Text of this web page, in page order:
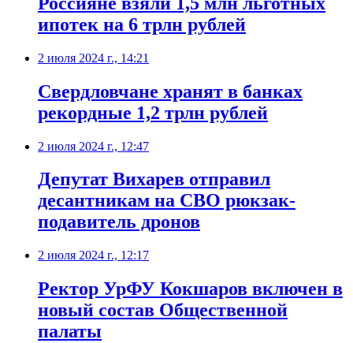
ипотек на 6 трлн рублей
2 июля 2024 г., 14:21
Свердловчане хранят в банках
рекордные 1,2 трлн рублей
2 июля 2024 г., 12:47
Депутат Вихарев отправил
десантникам на СВО рюкзак-
подавитель дронов
2 июля 2024 г., 12:17
Ректор УрФУ Кокшаров включен в
новый состав Общественной
палаты